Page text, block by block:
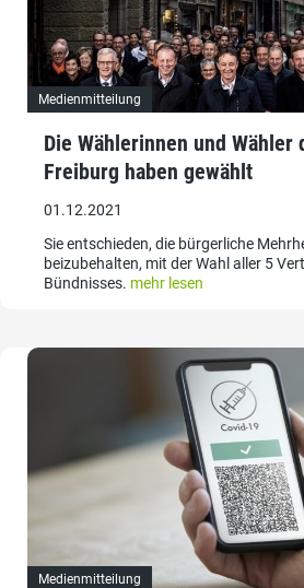
Medienmitteilung
Die Wählerinnen und Wähler
Freiburg haben gewählt
01.12.2021
Sie entschieden, die bürgerliche
beizubehalten, mit der Wahl aller 5
Bündnisses. mehr lesen
Medienmitteilung